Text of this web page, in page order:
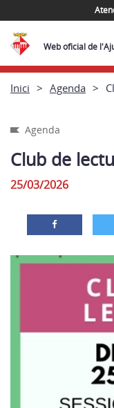
Web oficial de
Inici Agenda
Agenda
Club de
25/03/2026